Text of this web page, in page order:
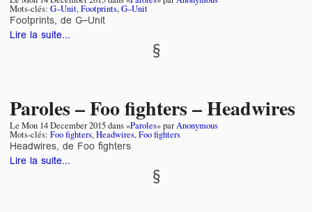
Mots-clés: G–Unit,Footprints,G–Unit
Footprints, de G–Unit
Lire la suite...
Paroles – Foo fighters – Headwires
Le Mon 14 December 2015dans «Paroles» parAnonymous
Mots-clés: Foo fighters,Headwires,Foo fighters
Headwires, de Foo fighters
Lire la suite...